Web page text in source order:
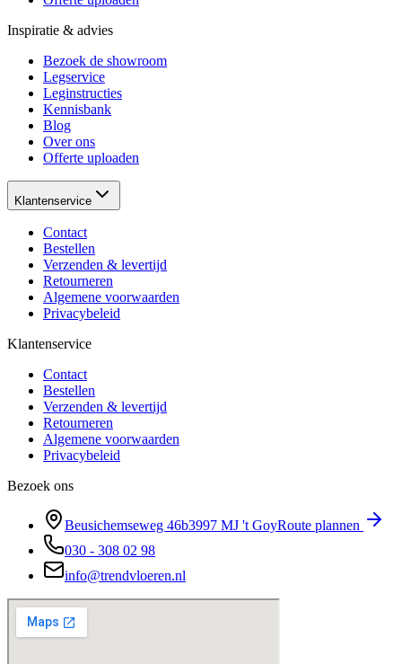
Inspiratie & advies
Bezoek de showroom
Legservice
Leginstructies
Kennisbank
Blog
Over ons
Offerte uploaden
Klantenservice
Contact
Bestellen
Verzenden & levertijd
Retourneren
Algemene voorwaarden
Privacybeleid
Klantenservice
Contact
Bestellen
Verzenden & levertijd
Retourneren
Algemene voorwaarden
Privacybeleid
Bezoek ons
Beusichemseweg 46b3997 MJ 't GoyRoute plannen
030 - 308 02 98
info@trendvloeren.nl